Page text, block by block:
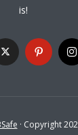
is!
· Copyright